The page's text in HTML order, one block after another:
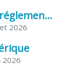
Arrêté préfectoral réglementant l’usage de l’eau
2026
2026